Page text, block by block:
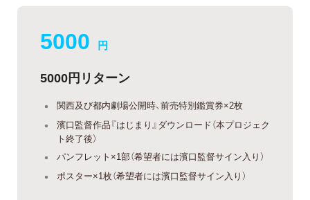
5000 円
5000円リターン
関西及び都内劇場公開時、前売特別鑑賞券×2枚
濱口監督作品『はじまり』ダウンロード（本プロジェク
ト終了後）
パンフレット×1部（希望者には濱口監督サイン入り）
ポスター×1枚（希望者には濱口監督サイン入り）